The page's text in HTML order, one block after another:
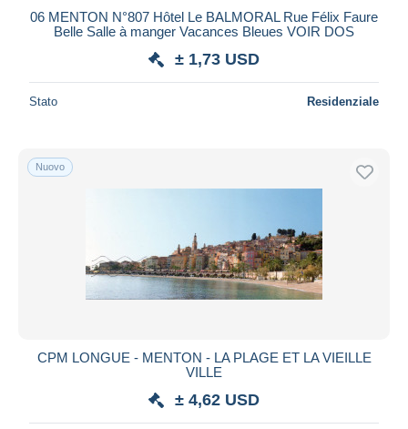
06 MENTON N°807 Hôtel Le BALMORAL Rue Félix Faure
Belle Salle à manger Vacances Bleues VOIR DOS
± 1,73 USD
Stato Residenziale
Nuovo
CPM LONGUE - MENTON - LA PLAGE ET LA VIEILLE
VILLE
± 4,62 USD